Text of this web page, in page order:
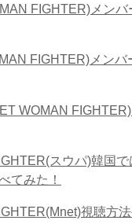
FIGHTER)メン
FIGHTER)メン
WOMAN
スウパ)韓国
てみた！
視聴方